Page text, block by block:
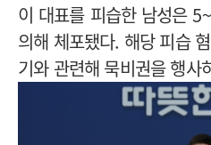
이 대표를 피습한 남성은
의해 체포됐다. 해당 피습
기와 관련해 묵비권을 행사